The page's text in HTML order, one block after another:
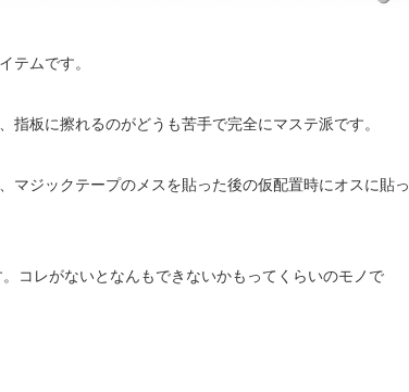
テムです。
板に擦れるのがどうも苦手で完全にマステ派です。
マジックテープのメスを貼った後の仮配置時にオスに貼っ
コレがないとなんもできないかもってくらいのモノで